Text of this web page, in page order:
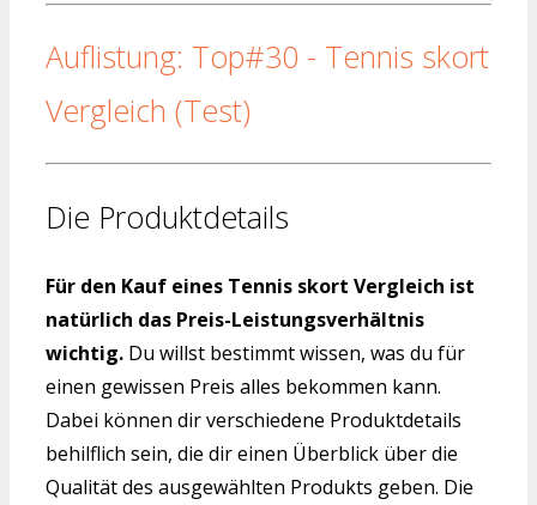
Auflistung: Top#30 - Tennis skort
Vergleich (Test)
Die Produktdetails
Für den Kauf eines Tennis skort Vergleich ist
natürlich das Preis-Leistungsverhältnis
wichtig. Du willst bestimmt wissen, was du für
einen gewissen Preis alles bekommen kann.
Dabei können dir verschiedene Produktdetails
behilflich sein, die dir einen Überblick über die
Qualität des ausgewählten Produkts geben. Die